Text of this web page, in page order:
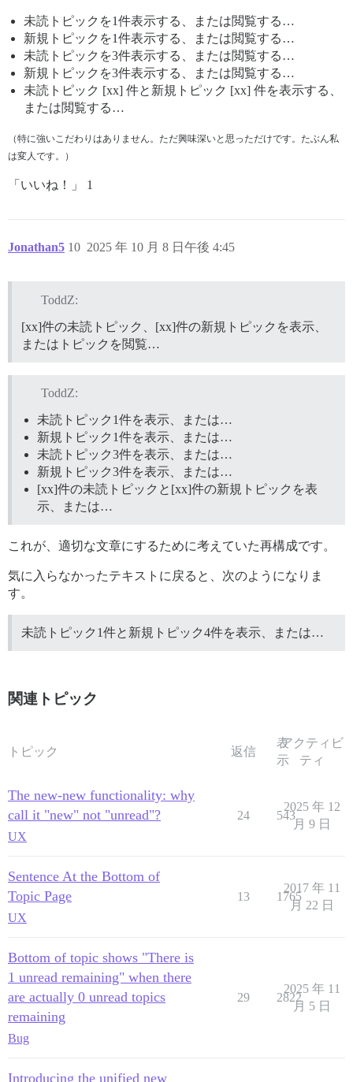
未読トピックを1件表示する、または閲覧する…
新規トピックを1件表示する、または閲覧する…
未読トピックを3件表示する、または閲覧する…
新規トピックを3件表示する、または閲覧する…
未読トピック [xx] 件と新規トピック [xx] 件を表示する、
または閲覧する…
（特に強いこだわりはありません。ただ興味深いと思っただけです。たぶん私
は変人です。）
「いいね！」 1
Jonathan5 2025 年 10 月 8 日午後 4:45
10
ToddZ:
[xx]件の未読トピック、[xx]件の新規トピックを表示、
またはトピックを閲覧…
ToddZ:
未読トピック1件を表示、または…
新規トピック1件を表示、または…
未読トピック3件を表示、または…
新規トピック3件を表示、または…
[xx]件の未読トピックと[xx]件の新規トピックを表
示、または…
これが、適切な文章にするために考えていた再構成です。
気に入らなかったテキストに戻ると、次のようになりま
す。
未読トピック1件と新規トピック4件を表示、または…
関連トピック
トピック 返信
表
示
アクティビ
ティ
The new-new functionality: why
call it "new" not "unread"?
UX
24 543
2025 年 12
月 9 日
Sentence At the Bottom of
Topic Page
UX
13 1765
2017 年 11
月 22 日
Bottom of topic shows "There is
1 unread remaining" when there
are actually 0 unread topics
remaining
Bug
29 2822
2025 年 11
月 5 日
Introducing the unified new